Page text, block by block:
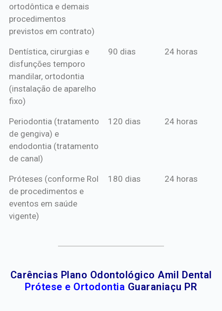
ortodôntica e demais
procedimentos
previstos em contrato)
Dentística, cirurgias e
disfunções temporo
mandilar, ortodontia
(instalação de aparelho
fixo)
90 dias 24 horas
Periodontia (tratamento
de gengiva) e
endodontia (tratamento
de canal)
120 dias 24 horas
Próteses (conforme Rol
de procedimentos e
eventos em saúde
vigente)
180 dias 24 horas
Carências Plano Odontológico Amil Dental
Prótese e Ortodontia Guaraniaçu PR